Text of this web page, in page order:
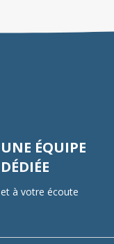
UNE ÉQUIPE
DÉDIÉE
et à votre écoute